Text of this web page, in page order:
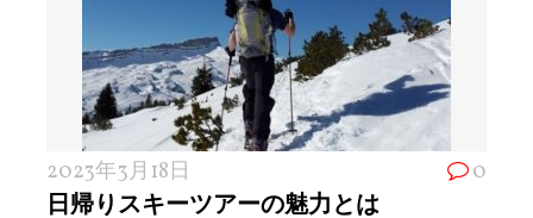
2023年3月18日 0
日帰りスキーツアーの魅力とは